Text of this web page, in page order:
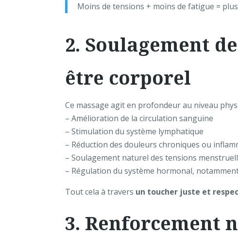
Moins de tensions + moins de fatigue =
2. Soulagement
être corporel
Ce massage agit en profondeur au niveau
– Amélioration de la circulation sanguine
– Stimulation du système lymphatique
– Réduction des douleurs chroniques ou
– Soulagement naturel des tensions
– Régulation du système hormonal,
Tout cela à travers un toucher juste et
3. Renforcement